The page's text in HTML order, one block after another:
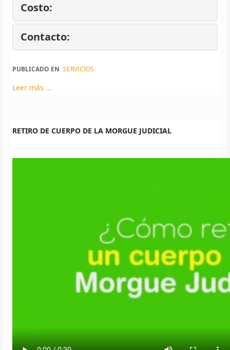
Costo:
Contacto:
PUBLICADO EN SERVICIOS
Leer más ...
RETIRO DE CUERPO DE LA MORGUE JUDICIAL